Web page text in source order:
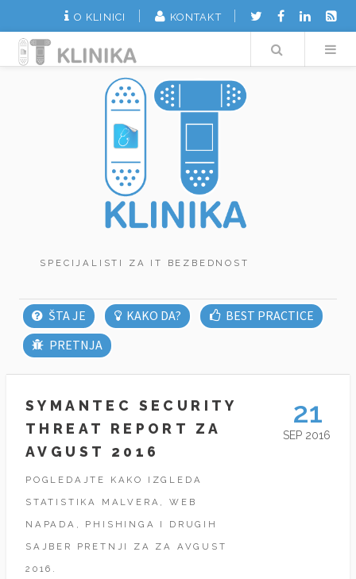
O KLINICI KONTAKT
Search
ŠTA JE KAKO DA?
BEST PRACTICE
PRETNJA
SYMANTEC SECURITY
THREAT REPORT ZA
AVGUST 2016
POGLEDAJTE KAKO IZGLEDA
STATISTIKA MALVERA, WEB
NAPADA, PHISHINGA I DRUGIH
SAJBER PRETNJI ZA ZA AVGUST
2016.
21
SEP 2016
SPECIJALISTI ZA IT BEZBEDNOST